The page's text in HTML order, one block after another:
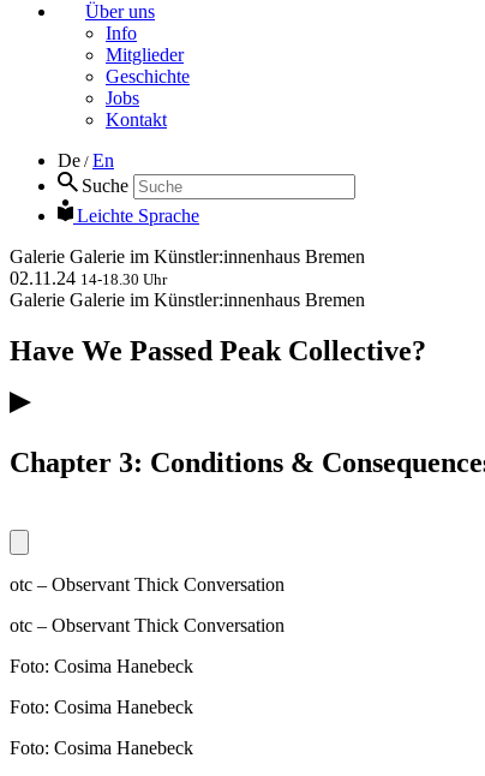
Über uns
Info
Mitglieder
Geschichte
Jobs
Kontakt
De / En
Suche
Leichte Sprache
Galerie Galerie im Künstler:innenhaus Bremen
02.11.24 14-18.30 Uhr
Galerie Galerie im Künstler:innenhaus Bremen
Have We Passed Peak Collective?
Chapter 3: Conditions &
otc – Observant Thick Conversation
otc – Observant Thick Conversation
Foto: Cosima Hanebeck
Foto: Cosima Hanebeck
Foto: Cosima Hanebeck